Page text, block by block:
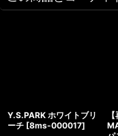
Y.S.PARK ホワイトブリ
ーチ [8ms-000017]